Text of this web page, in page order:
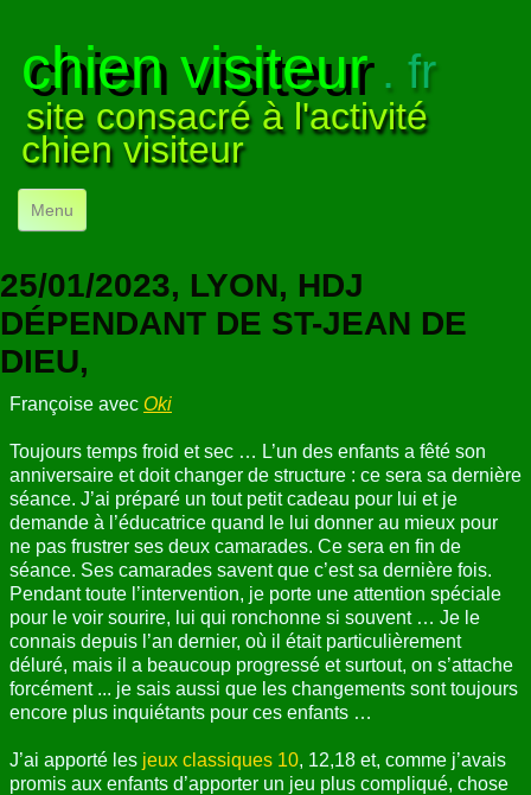
chien visiteur. fr
site consacré à l'activité
chien visiteur
Menu
NOS VISITES
NOTRE ACTIVITÉ
POUR DÉBUTER▼
COMPRENDRE LE CHIEN ▼
ANNUAIRE
CONTACT
25/01/2023, LYON, HDJ
DÉPENDANT DE ST-JEAN DE
DIEU,
Françoise avec Oki
Toujours temps froid et sec … L’un des enfants a fêté son
anniversaire et doit changer de structure : ce sera sa dernière
séance. J’ai préparé un tout petit cadeau pour lui et je
demande à l’éducatrice quand le lui donner au mieux pour
ne pas frustrer ses deux camarades. Ce sera en fin de
séance. Ses camarades savent que c’est sa dernière fois.
Pendant toute l’intervention, je porte une attention spéciale
pour le voir sourire, lui qui ronchonne si souvent … Je le
connais depuis l’an dernier, où il était particulièrement
déluré, mais il a beaucoup progressé et surtout, on s’attache
forcément ... je sais aussi que les changements sont toujours
encore plus inquiétants pour ces enfants …
J’ai apporté les jeux classiques 10, 12,18 et, comme j’avais
promis aux enfants d’apporter un jeu plus compliqué, chose